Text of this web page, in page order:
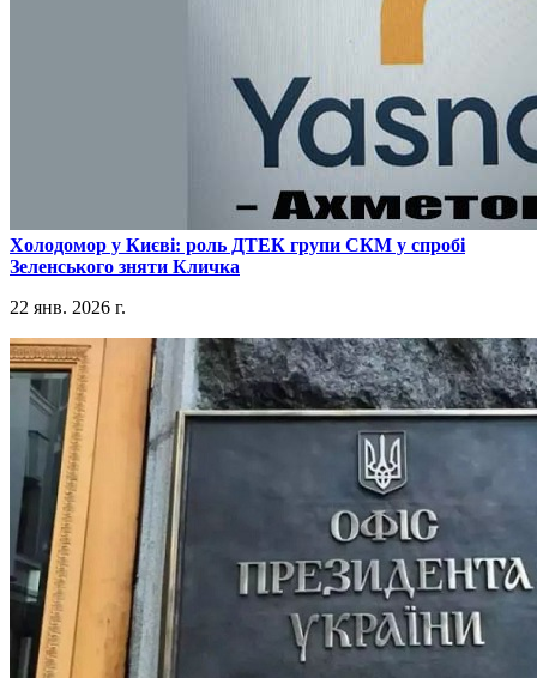
​Холодомор у Києві: роль ДТЕК групи СКМ у спробі
Зеленського зняти Кличка
22 янв. 2026 г.